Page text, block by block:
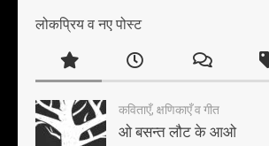
लोकप्रिय व नए पोस्ट
कविताएँ, क्षणिकाएँ व गीत
ओ बसन्त लौट के आओ